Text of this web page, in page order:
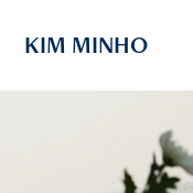
KIM MINHO